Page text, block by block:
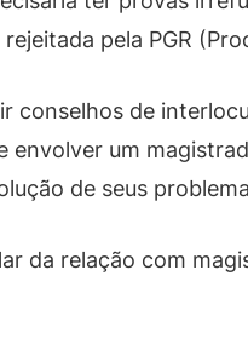
pela PGR
conselhos de
envolver um
de seus
da relação com